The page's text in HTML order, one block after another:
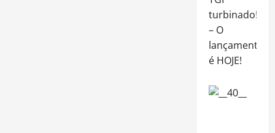
turbinado!
– O
lançamento
é HOJE!